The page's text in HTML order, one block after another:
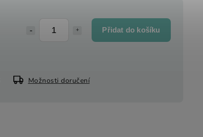
Přidat do košíku
Možnosti doručení